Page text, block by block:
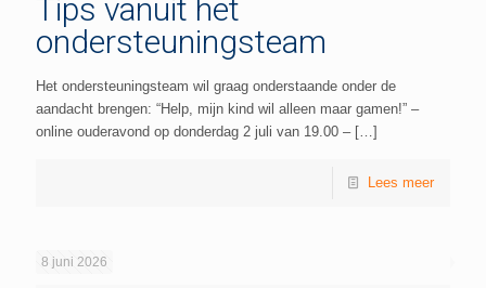
Tips vanuit het
ondersteuningsteam
Het ondersteuningsteam wil graag onderstaande onder de
aandacht brengen: “Help, mijn kind wil alleen maar gamen!” –
online ouderavond op donderdag 2 juli van 19.00 –[…]
Lees meer
8 juni 2026